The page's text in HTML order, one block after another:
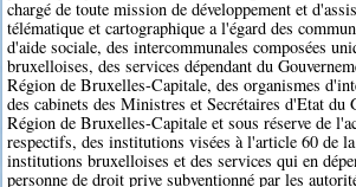
chargé de toute mission de développement et
télématique et cartographique a l'égard des
d'aide sociale, des intercommunales composées
bruxelloises, des services dépendant du
Région de Bruxelles-Capitale, des organismes
des cabinets des Ministres et Secrétaires d'Etat du
Région de Bruxelles-Capitale et sous réserve de
respectifs, des institutions visées à l'article 60 de
institutions bruxelloises et des services qui en
personne de droit prive subventionné par les